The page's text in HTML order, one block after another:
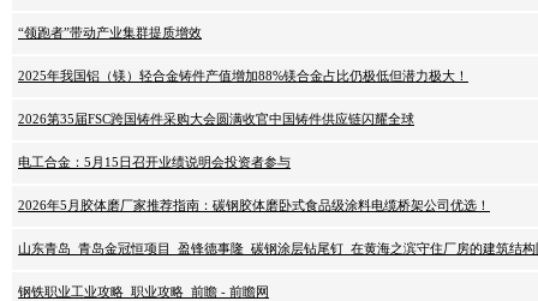
“领跑者”带动产业集群提质增效
2025年我国铝（镁）轻合金铸件产值增加88%镁合金占比仍极低但潜力极大！
2026第35届FSC跨国铸件采购大会圆满收官中国铸件供应链闪耀全球
电工合金：5月15日召开业绩说明会投资者参与
2026年5月胶体磨厂家推荐指南：碳钢胶体磨卧式食品级涂料电缆桥架公司优选！
山东青岛_青岛金冠恒项目_盈锋德事隆_碳钢涂层钻尾钉_在黄海之滨守住厂房的建筑结构
钢铁职业工业攻略_职业攻略_前瞻 - 前瞻网